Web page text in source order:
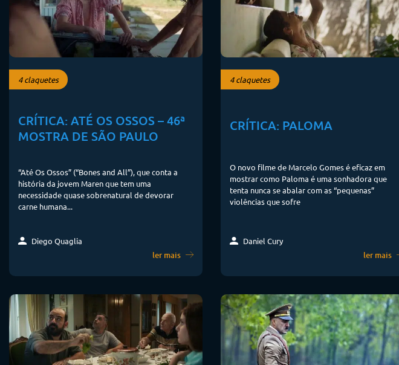
4 claquetes
CRÍTICA: ATÉ OS OSSOS – 46ª
MOSTRA DE SÃO PAULO
“Até Os Ossos” (“Bones and All”), que conta a
história da jovem Maren que tem uma
necessidade quase sobrenatural de devorar
carne humana...
Diego Quaglia
ler mais
4 claquetes
CRÍTICA: PALOMA
O novo filme de Marcelo Gomes é eficaz em
mostrar como Paloma é uma sonhadora que
tenta nunca se abalar com as “pequenas”
violências que sofre
Daniel Cury
ler mais